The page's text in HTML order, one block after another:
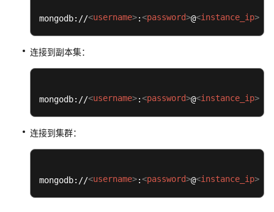
入
南
据
mongodb://<username>:<password>@<instance_ip>
连接到副本集：
mongodb://<username>:<password>@<instance_ip>
连接到集群：
mongodb://<username>:<password>@<instance_ip>